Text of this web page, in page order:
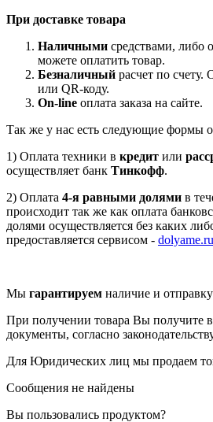
При доставке товара
Наличными средствами, либо
можете оплатить товар.
Безналичный расчет по счету.
или QR-коду.
On-line оплата заказа на сайте.
Так же у нас есть следующие формы
1) Оплата техники в кредит или
осуществляет банк Тинкофф.
2) Оплата 4-я равными долями в
происходит так же как оплата
долями осуществляется без каких
предоставляется сервисом - dolyame.ru
Мы гарантируем наличие и
При получении товара Вы получите
документы, согласно
Для Юридических лиц мы продаем
Сообщения не найдены
Вы пользовались продуктом?